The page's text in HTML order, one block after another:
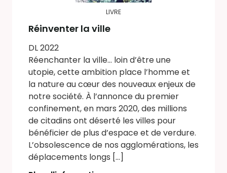
LIVRE
Réinventer la ville
DL 2022
Réenchanter la ville… loin d’être une
utopie, cette ambition place l’homme et
la nature au cœur des nouveaux enjeux de
notre société. À l’annonce du premier
confinement, en mars 2020, des millions
de citadins ont déserté les villes pour
bénéficier de plus d’espace et de verdure.
L’obsolescence de nos agglomérations, les
déplacements longs [...]